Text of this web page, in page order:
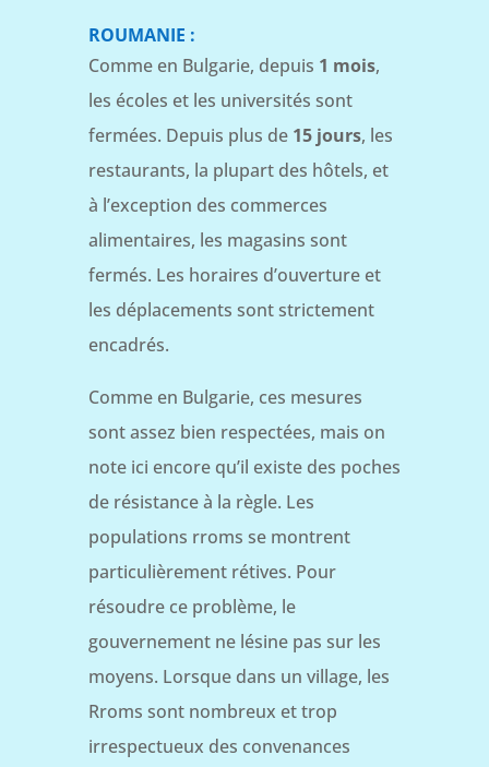
ROUMANIE :
Comme en Bulgarie, depuis 1 mois,
les écoles et les universités sont
fermées. Depuis plus de 15 jours, les
restaurants, la plupart des hôtels, et
à l’exception des commerces
alimentaires, les magasins sont
fermés. Les horaires d’ouverture et
les déplacements sont strictement
encadrés.
Comme en Bulgarie, ces mesures
sont assez bien respectées, mais on
note ici encore qu’il existe des poches
de résistance à la règle. Les
populations rroms se montrent
particulièrement rétives. Pour
résoudre ce problème, le
gouvernement ne lésine pas sur les
moyens. Lorsque dans un village, les
Rroms sont nombreux et trop
irrespectueux des convenances